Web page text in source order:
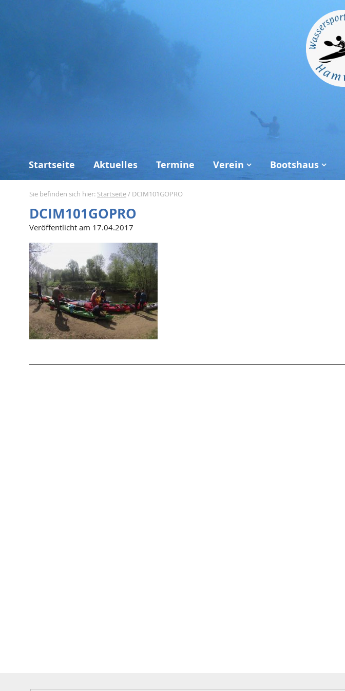
Startseite Aktuelles Termine Verein Bootshaus
Sie befinden sich hier: Startseite/ DCIM101GOPRO
DCIM101GOPRO
Veröffentlicht am 17.04.2017